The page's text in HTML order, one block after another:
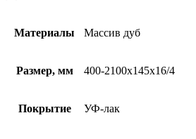
Материалы Массив дуб
Размер, мм 400-2100x145x16/4
Покрытие УФ-лак